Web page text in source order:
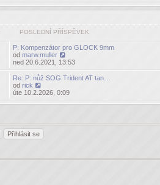
POSLEDNÍ PŘÍSPĚVEK
P: Kompenzátor pro GLOCK 9mm
odmarw.muller
Zobrazit
poslední
příspěvek
ned 20.6.2021, 13:53
Re: P: nůž SOG Trident AT tan…
odrick
Zobrazit
příspěvek
úte 10.2.2026, 0:09